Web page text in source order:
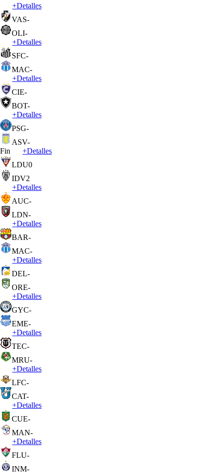
+Detalles
VAS-
OLI-
+Detalles
SFC-
MAC-
+Detalles
CIE-
BOT-
+Detalles
PSG-
ASV-
Fin
+Detalles
LDU0
IDV2
+Detalles
AUC-
LDN-
+Detalles
BAR-
MAC-
+Detalles
DEL-
ORE-
+Detalles
GYC-
EME-
+Detalles
TEC-
MRU-
+Detalles
LFC-
CAT-
+Detalles
CUE-
MAN-
+Detalles
FLU-
INM-